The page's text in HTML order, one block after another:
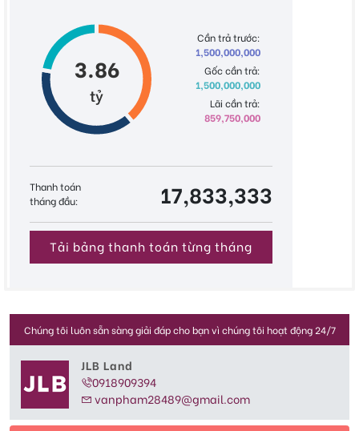
3.86
tỷ
Cần trả trước:
1,500,000,000
Gốc cần trả:
1,500,000,000
Lãi cần trả:
859,750,000
Thanh toán
tháng đầu:
17,833,333
Tải bảng thanh toán từng tháng
Chúng tôi luôn sẵn sàng giải đáp cho bạn vì chúng tôi hoạt động 24/7
JLB Land
0918909394
vanpham28489@gmail.com